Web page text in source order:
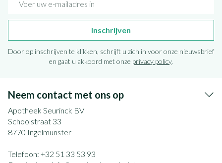
Inschrijven
Door op inschrijven te klikken, schrijft u zich in voor onze nieuwsbrief
en gaat u akkoord met onze privacy policy.
Neem contact met ons op
Apotheek Seurinck BV
Schoolstraat 33
8770 Ingelmunster
Telefoon: +32 51 33 53 93